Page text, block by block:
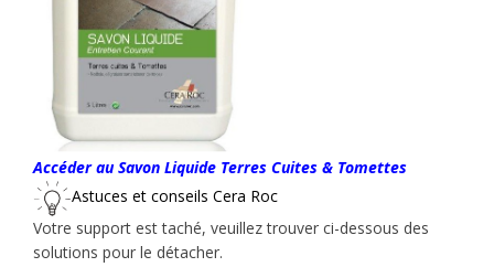
Accéder au Savon Liquide Terres Cuites & Tomettes
Astuces et conseils Cera Roc
Votre support est taché, veuillez trouver ci-dessous des
solutions pour le détacher.